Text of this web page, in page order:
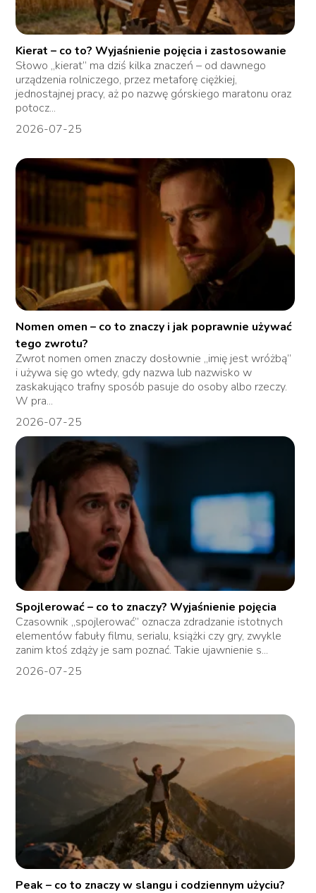
Kierat – co to? Wyjaśnienie pojęcia i zastosowanie
Słowo „kierat” ma dziś kilka znaczeń – od dawnego
urządzenia rolniczego, przez metaforę ciężkiej,
jednostajnej pracy, aż po nazwę górskiego maratonu oraz
potocz...
2026-07-25
Nomen omen – co to znaczy i jak poprawnie używać
tego zwrotu?
Zwrot nomen omen znaczy dosłownie „imię jest wróżbą”
i używa się go wtedy, gdy nazwa lub nazwisko w
zaskakująco trafny sposób pasuje do osoby albo rzeczy.
W pra...
2026-07-25
Spojlerować – co to znaczy? Wyjaśnienie pojęcia
Czasownik „spojlerować” oznacza zdradzanie istotnych
elementów fabuły filmu, serialu, książki czy gry, zwykle
zanim ktoś zdąży je sam poznać. Takie ujawnienie s...
2026-07-25
Peak – co to znaczy w slangu i codziennym użyciu?